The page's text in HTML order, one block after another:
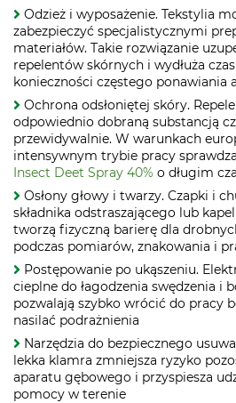
Odzież i wyposażenie. Tekstylia
zabezpieczyć specjalistycznymi
materiałów. Takie rozwiązanie
repelentów skórnych i wydłuża
konieczności częstego ponawiania
Ochrona odsłoniętej skóry.
odpowiednio dobraną substancją
przewidywalnie. W warunkach
intensywnym trybie pracy
Insect Deet Spray 40% o długim
Osłony głowy i twarzy. Czapki i
składnika odstraszającego lub
tworzą fizyczną barierę dla
podczas pomiarów, znakowania i
Postępowanie po ukąszeniu.
cieplne do łagodzenia swędzenia i
pozwalają szybko wrócić do pracy
nasilać podrażnienia
Narzędzia do bezpiecznego
lekka klamra zmniejsza ryzyko
aparatu gębowego i przyspiesza
pomocy w terenie